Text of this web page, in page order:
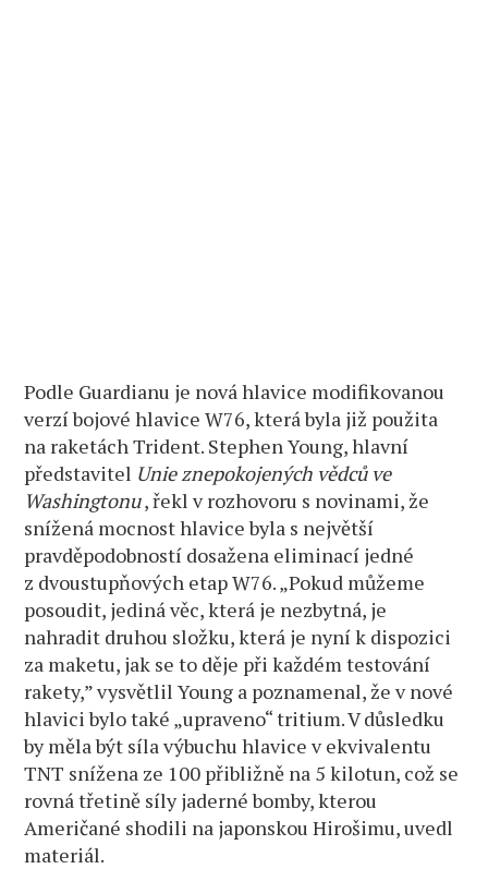
Podle Guardianu je nová hlavice modifikovanou
verzí bojové hlavice W76, která byla již použita
na raketách Trident. Stephen Young, hlavní
představitel Unie znepokojených vědců ve
Washingtonu, řekl v rozhovoru s novinami, že
snížená mocnost hlavice byla s největší
pravděpodobností dosažena eliminací jedné
z dvoustupňových etap W76. „Pokud můžeme
posoudit, jediná věc, která je nezbytná, je
nahradit druhou složku, která je nyní k dispozici
za maketu, jak se to děje při každém testování
rakety,” vysvětlil Young a poznamenal, že v nové
hlavici bylo také „upraveno“ tritium. V důsledku
by měla být síla výbuchu hlavice v ekvivalentu
TNT snížena ze 100 přibližně na 5 kilotun, což se
rovná třetině síly jaderné bomby, kterou
Američané shodili na japonskou Hirošimu, uvedl
materiál.